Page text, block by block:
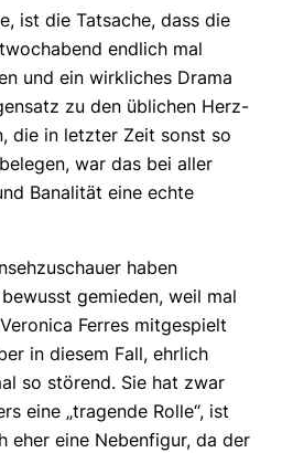
ist die Tatsache, dass die
endlich mal
und ein wirkliches Drama
zu den üblichen Herz-
die in letzter Zeit sonst so
war das bei aller
Banalität eine echte
haben
gemieden, weil mal
Ferres mitgespielt
in diesem Fall, ehrlich
so störend. Sie hat zwar
eine „tragende Rolle“, ist
eher eine Nebenfigur, da der